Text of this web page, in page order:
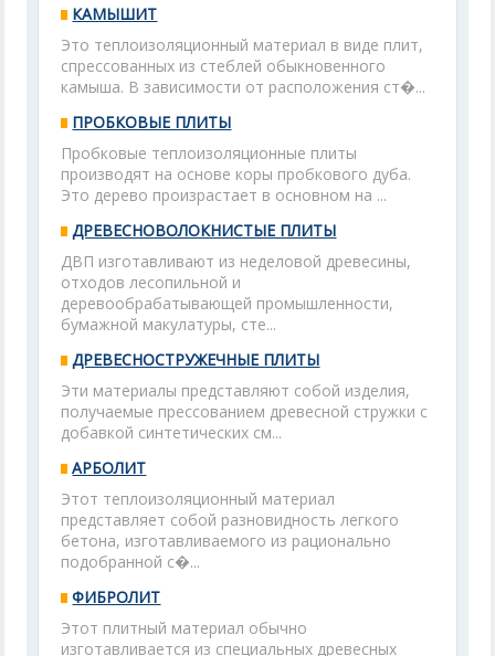
КАМЫШИТ
Это теплоизоляционный материал в виде плит,
спрессованных из стеблей обыкновенного
камыша. В зависимости от расположения ст�...
ПРОБКОВЫЕ ПЛИТЫ
Пробковые теплоизоляционные плиты
производят на основе коры пробкового дуба.
Это дерево произрастает в основном на ...
ДРЕВЕСНОВОЛОКНИСТЫЕ ПЛИТЫ
ДВП изготавливают из неделовой древесины,
отходов лесопильной и
деревообрабатывающей промышленности,
бумажной макулатуры, сте...
ДРЕВЕСНОСТРУЖЕЧНЫЕ ПЛИТЫ
Эти материалы представляют собой изделия,
получаемые прессованием древесной стружки с
добавкой синтетических см...
АРБОЛИТ
Этот теплоизоляционный материал
представляет собой разновидность легкого
бетона, изготавливаемого из рационально
подобранной с�...
ФИБРОЛИТ
Этот плитный материал обычно
изготавливается из специальных древесных